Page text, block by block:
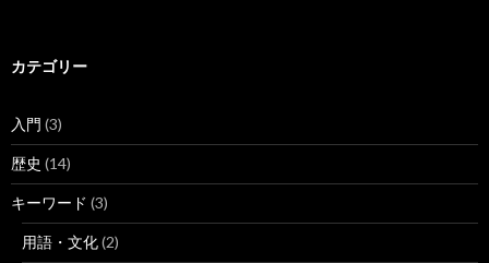
カテゴリー
入門 (3)
歴史 (14)
キーワード (3)
用語・文化(2)